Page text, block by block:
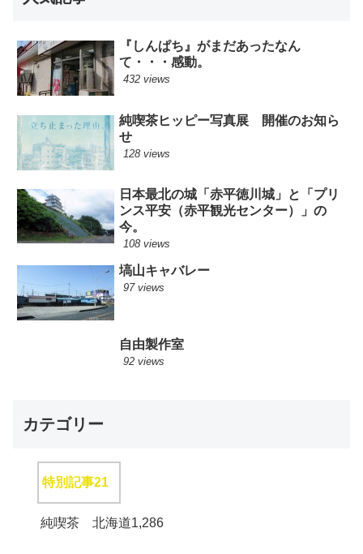
『しんぱち』がまだあったなん
て・・・感動。
432 views
純喫茶ヒッピー写真展 開催のお知ら
せ
128 views
日本最北の城「赤平徳川城」と「プリ
ンス平安（赤平観光センター）」の
今。
108 views
塙山キャバレー
97 views
自由製作室
92 views
カテゴリー
特別記事21
純喫茶 北海道1,286